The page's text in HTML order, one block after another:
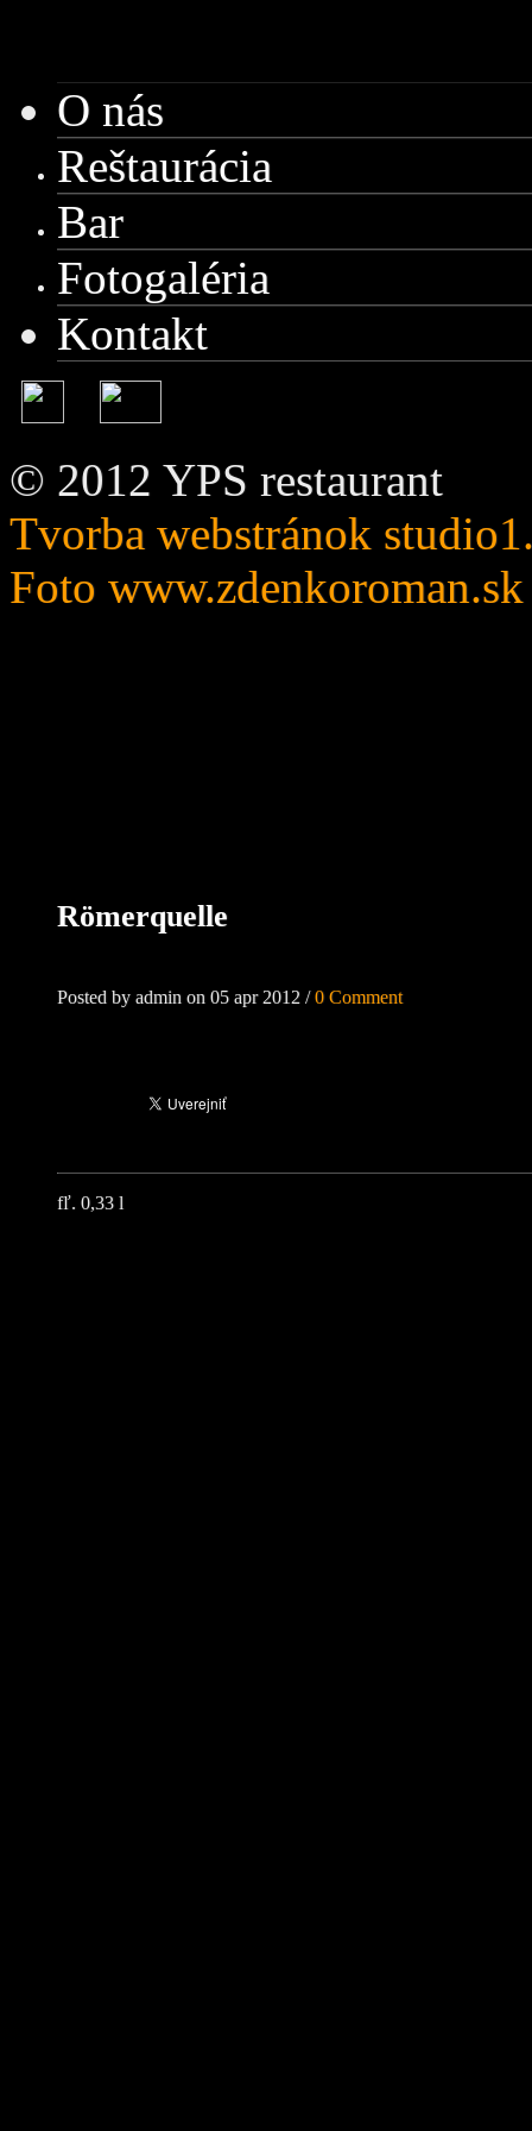
O nás
Reštaurácia
Bar
Fotogaléria
Kontakt
© 2012 YPS restaurant
Tvorba webstránok
Foto www.zdenkoroman.sk
Römerquelle
Posted by admin on 05 apr 2012 /0 Comment
fľ. 0,33 l